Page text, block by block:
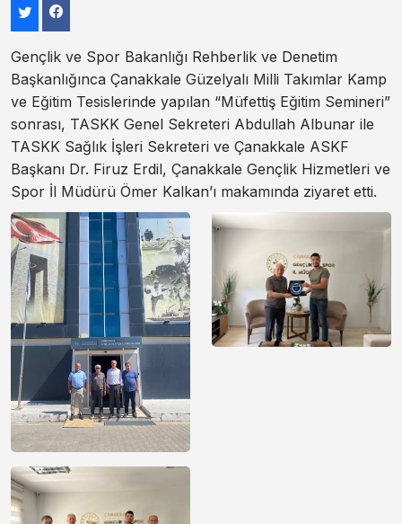
Gençlik ve Spor Bakanlığı Rehberlik ve Denetim
Başkanlığınca Çanakkale Güzelyalı Milli Takımlar Kamp
ve Eğitim Tesislerinde yapılan “Müfettiş Eğitim Semineri”
sonrası, TASKK Genel Sekreteri Abdullah Albunar ile
TASKK Sağlık İşleri Sekreteri ve Çanakkale ASKF
Başkanı Dr. Firuz Erdil, Çanakkale Gençlik Hizmetleri ve
Spor İl Müdürü Ömer Kalkan’ı makamında ziyaret etti.